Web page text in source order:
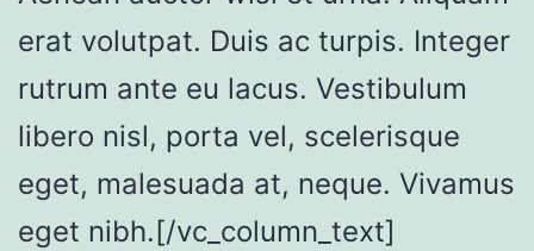
erat volutpat. Duis ac turpis. Integer
rutrum ante eu lacus. Vestibulum
libero nisl, porta vel, scelerisque
eget, malesuada at, neque. Vivamus
eget nibh.[/vc_column_text]